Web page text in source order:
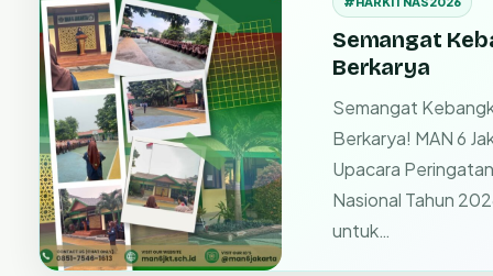
Semangat
Berkarya
Semangat
Berkarya! MAN 6
Upacara
Nasional Tahun
untuk…